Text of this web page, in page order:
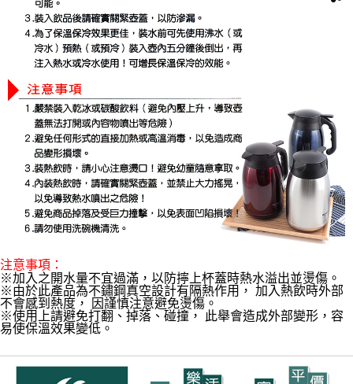
注意事項：
※加入之開水量不宜過滿，以防擰上杯蓋時熱水溢出並燙傷。
※由於此產品為不鏽鋼真空設計有隔熱作用， 加入熱飲時外部
不會感到熱度， 因謹慎注意避免燙傷。
※使用上請避免打翻、掉落、碰撞， 此舉會造成外部變形，容
易使保溫效果變低。